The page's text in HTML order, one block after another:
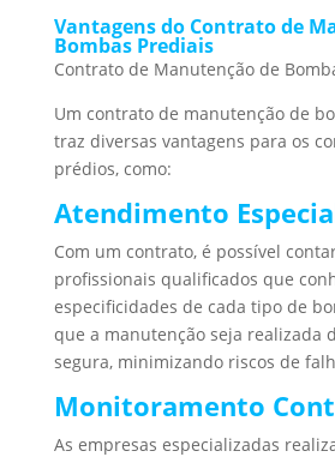
Vantagens do Contrato de
Bombas Prediais
Contrato de Manutenção de
Um contrato de manutenção de
traz diversas vantagens para os
prédios, como:
Atendimento
Com um contrato, é possível
profissionais qualificados que
especificidades de cada tipo de
que a manutenção seja realizada
segura, minimizando riscos de
Monitoramento
As empresas especializadas